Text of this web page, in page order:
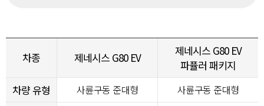
차종 제네시스 G80 EV
제네시스 G80 EV
파퓰러 패키지
차량 유형
사륜구동 준대형 사륜구동 준대형